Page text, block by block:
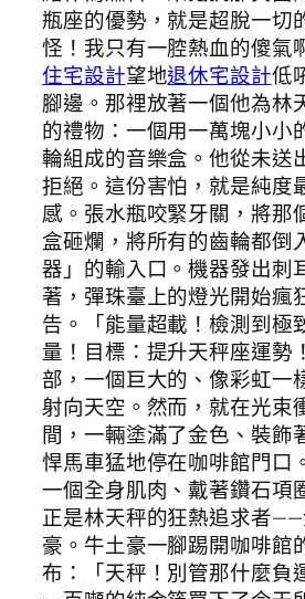
瓶座的優勢，就是超脫一切
怪！我只有一腔熱血的傻氣
住宅設計望地退休宅設計低
腳邊。那裡放著一個他為林
的禮物：一個用一萬塊小小
輪組成的音樂盒。他從未送
拒絕。這份害怕，就是純度
感。張水瓶咬緊牙關，將那
盒砸爛，將所有的齒輪都倒
器」的輸入口。機器發出刺
著，彈珠臺上的燈光開始瘋
告。「能量超載！檢測到極
量！目標：提升天秤座運勢
部，一個巨大的、像彩虹一
射向天空。然而，就在光束
間，一輛塗滿了金色、裝飾
悍馬車猛地停在咖啡館門口
一個全身肌肉、戴著鑽石項
正是林天秤的狂熱追求者
豪。牛土豪一腳踢開咖啡館
布：「天秤！別管那什麼負